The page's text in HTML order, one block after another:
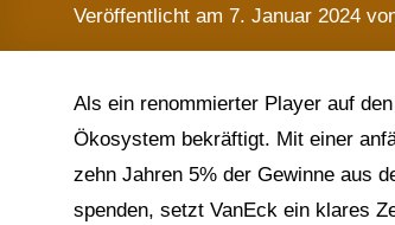
Veröffentlicht am 7. Januar 2024
Als ein renommierter Player auf
Ökosystem bekräftigt. Mit einer
zehn Jahren 5% der Gewinne aus
spenden, setzt VanEck ein klares